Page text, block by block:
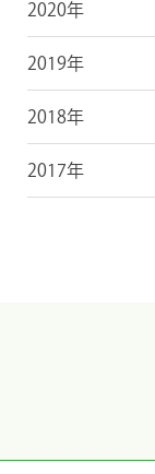
2020年
2019年
2018年
2017年